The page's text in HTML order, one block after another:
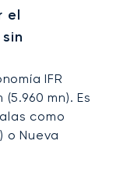
el
IFR
mn). Es
como
o Nueva